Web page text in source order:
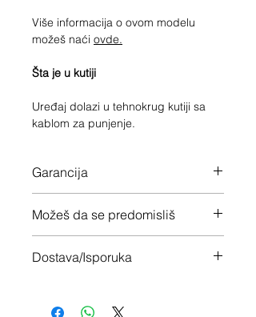
Više informacija o ovom modelu
možeš naći ovde.
Šta je u kutiji
Uređaj dolazi u tehnokrug kutiji sa
kablom za punjenje.
Garancija
Možeš da se predomisliš
nisi zadovoljan
Dostava/Isporuka